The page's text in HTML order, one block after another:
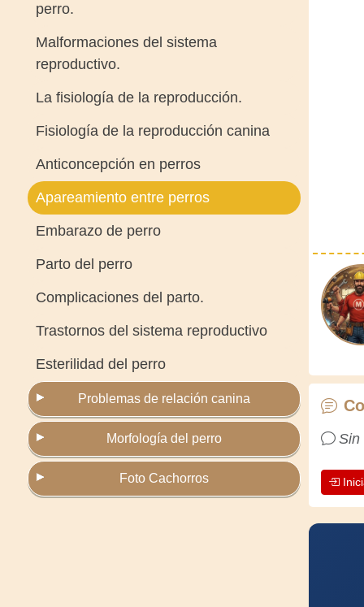
perro.
Malformaciones del sistema
reproductivo.
La fisiología de la reproducción.
Fisiología de la reproducción canina
Anticoncepción en perros
Apareamiento entre perros
Embarazo de perro
Parto del perro
Complicaciones del parto.
Trastornos del sistema reproductivo
Esterilidad del perro
Problemas de relación canina
Morfología del perro
Foto Cachorros
Sin